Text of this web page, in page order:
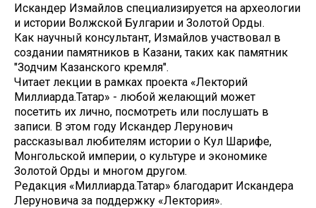
Искандер Измайлов специализируется на археологии
и истории Волжской Булгарии и Золотой Орды.
Как научный консультант, Измайлов участвовал в
создании памятников в Казани, таких как памятник
"Зодчим Казанского кремля".
Читает лекции в рамках проекта «Лекторий
Миллиарда.Татар» - любой желающий может
посетить их лично, посмотреть или послушать в
записи. В этом году Искандер Лерунович
рассказывал любителям истории о Кул Шарифе,
Монгольской империи, о культуре и экономике
Золотой Орды и многом другом.
Редакция «Миллиарда.Татар» благодарит Искандера
Леруновича за поддержку «Лектория».